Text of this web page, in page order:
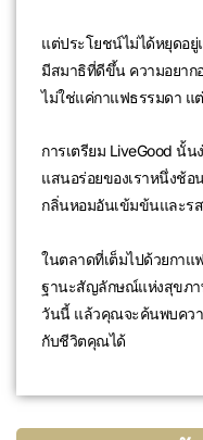
แต่ประโยชน์ไม่ได้หยุดอยู่
มีสมาธิที่ดีขึ้น ความอยาก
ไม่ใช่แค่กาแฟธรรมดา แ
การเตรียม LiveGood นั้
แสนอร่อยของเราหนึ่งช้
กลิ่นหอมอันเข้มข้นและร
ในตลาดที่เต็มไปด้วยกาแ
ฐานะสัญลักษณ์แห่งสุขภา
วันนี้ แล้วคุณจะค้นพบคว
กับชีวิตคุณได้